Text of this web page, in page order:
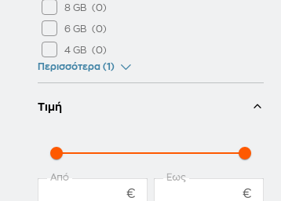
8 GB
6 GB
4 GB
Περισσότερα (1)
Τιμή
Από
€
Έως
€